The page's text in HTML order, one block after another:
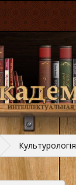
Культурологія